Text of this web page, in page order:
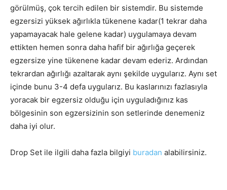
görülmüş, çok tercih edilen bir sistemdir. Bu sistemde
egzersizi yüksek ağırlıkla tükenene kadar(1 tekrar daha
yapamayacak hale gelene kadar) uygulamaya devam
ettikten hemen sonra daha hafif bir ağırlığa geçerek
egzersize yine tükenene kadar devam ederiz. Ardından
tekrardan ağırlığı azaltarak aynı şekilde uygularız. Aynı set
içinde bunu 3-4 defa uygularız. Bu kaslarınızı fazlasıyla
yoracak bir egzersiz olduğu için uyguladığınız kas
bölgesinin son egzersizinin son setlerinde denemeniz
daha iyi olur.
Drop Set ile ilgili daha fazla bilgiyi buradan alabilirsiniz.